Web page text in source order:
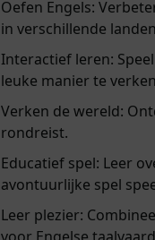
Oefen Engels:
in verschillende
Interactief leren:
leuke manier te
Verken de wereld:
rondreist.
Educatief spel: Leer
avontuurlijke spel
Leer plezier: